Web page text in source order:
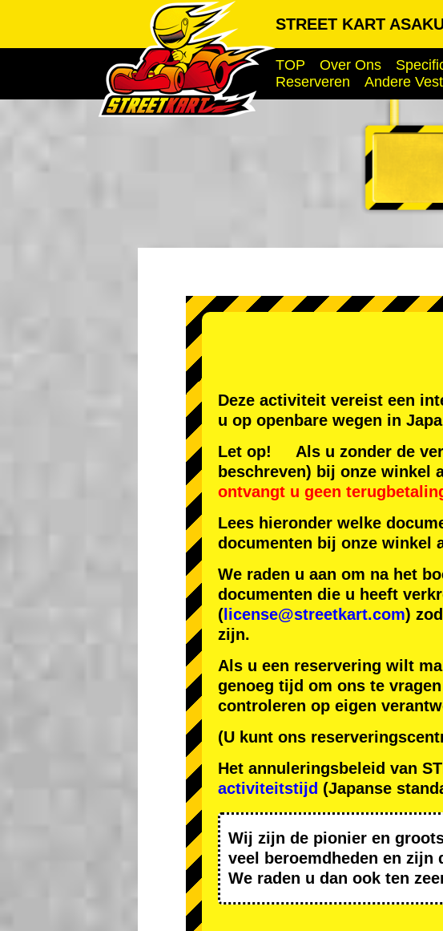
STREET KART
TOP Over Ons
Reserveren
Andere
Deze activiteit vereist een
u op openbare wegen in
Let op! Als u zonder de
beschreven) bij onze winkel
ontvangt u geen
Lees hieronder welke
documenten bij onze winkel
We raden u aan om na het
documenten die u heeft
( license@streetkart.com)
zijn.
Als u een reservering wilt
genoeg tijd om ons te
controleren op eigen
(U kunt ons
Het annuleringsbeleid van
activiteitstijd (Japanse
Wij zijn de pionier en
veel beroemdheden en zijn
We raden u dan ook ten